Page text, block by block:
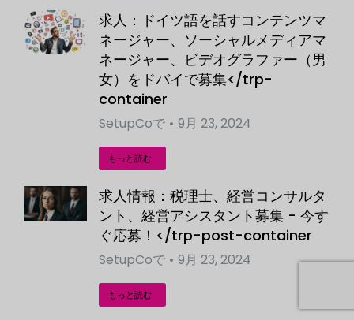
求人：ドイツ語を話すコンテンツマ
ネージャー、ソーシャルメディアマ
ネージャー、ビデオグラファー（男
女）をドバイで募集</trp-
container
SetupCoで 9月 23, 2024
もっと読む
求人情報：税理士、経営コンサルタ
ント、経営アシスタント募集 - 今す
ぐ応募！</trp-post-container
SetupCoで 9月 23, 2024
もっと読む